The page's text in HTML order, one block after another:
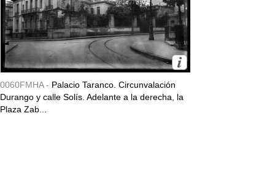
0060FMHA - Palacio Taranco. Circunvalación
Durango y calle Solís. Adelante a la derecha, la
Plaza Zab...